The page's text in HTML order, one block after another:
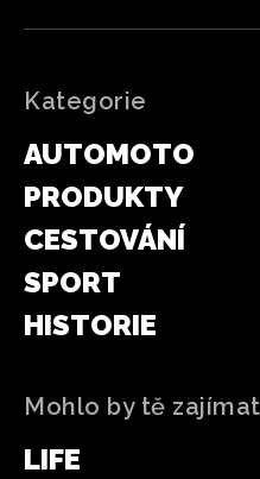
Kategorie
AUTOMOTO
PRODUKTY
CESTOVÁNÍ
SPORT
HISTORIE
Mohlo by tě
LIFE